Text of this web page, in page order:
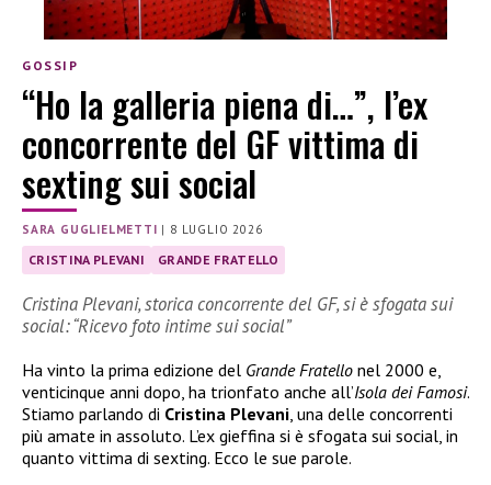
GOSSIP
“Ho la galleria piena di…”, l’ex
concorrente del GF vittima di
sexting sui social
SARA GUGLIELMETTI | 8 LUGLIO 2026
CRISTINA PLEVANI GRANDE FRATELLO
Cristina Plevani, storica concorrente del GF, si è sfogata sui
social: “Ricevo foto intime sui social”
Ha vinto la prima edizione del Grande Fratello nel 2000 e,
venticinque anni dopo, ha trionfato anche all’Isola dei Famosi.
Stiamo parlando di Cristina Plevani , una delle concorrenti
più amate in assoluto. L’ex gieffina si è sfogata sui social, in
quanto vittima di sexting. Ecco le sue parole.